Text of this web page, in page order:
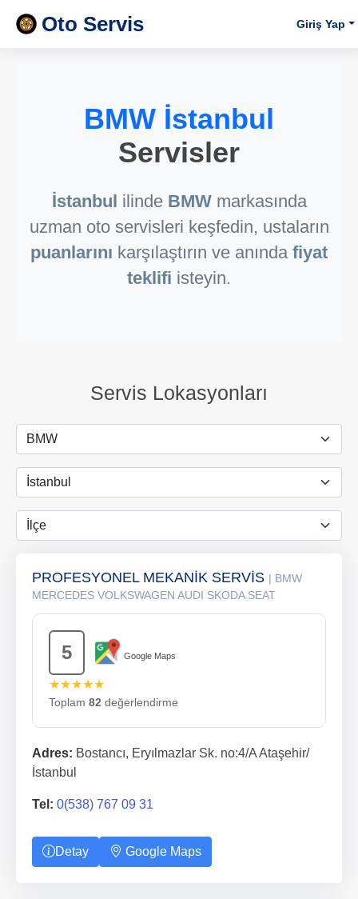
Oto Servis Giriş Yap
BMW İstanbul
Servisler
İstanbul ilinde BMWmarkasında
uzman oto servisleri keşfedin, ustaların
puanlarını karşılaştırın ve anında fiyat
teklifi isteyin.
Servis Lokasyonları
PROFESYONEL MEKANİK SERVİS | BMW
MERCEDES VOLKSWAGEN AUDI SKODA SEAT
5 Google Maps
★★★★★
Toplam 82 değerlendirme
Adres: Bostancı, Eryılmazlar Sk. no:4/A Ataşehir/
İstanbul
Tel: 0(538) 767 09 31
Detay Google Maps